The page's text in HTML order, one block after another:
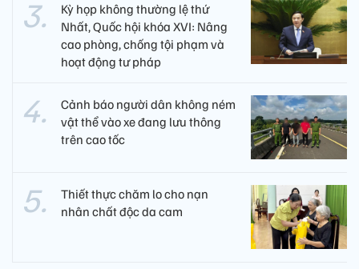
Kỳ họp không thường lệ thứ
Nhất, Quốc hội khóa XVI: Nâng
cao phòng, chống tội phạm và
hoạt động tư pháp
Cảnh báo người dân không ném
vật thể vào xe đang lưu thông
trên cao tốc
Thiết thực chăm lo cho nạn
nhân chất độc da cam